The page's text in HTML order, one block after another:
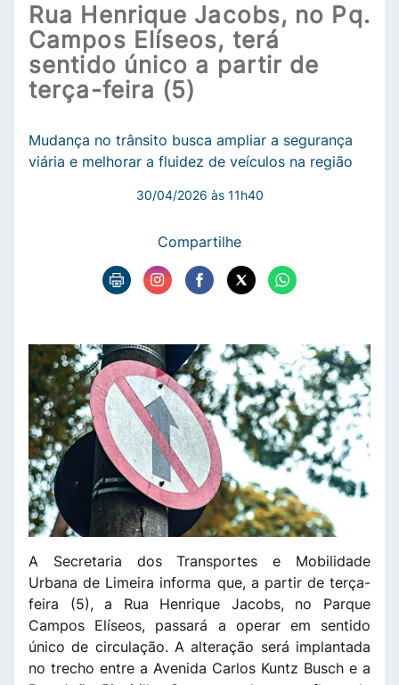
Rua Henrique Jacobs, no Pq.
Campos Elíseos, terá
sentido único a partir de
terça-feira (5)
Mudança no trânsito busca ampliar a segurança
viária e melhorar a fluidez de veículos na região
30/04/2026 às 11h40
Compartilhe
A Secretaria dos Transportes e Mobilidade
Urbana de Limeira informa que, a partir de terça-
feira (5), a Rua Henrique Jacobs, no Parque
Campos Elíseos, passará a operar em sentido
único de circulação. A alteração será implantada
no trecho entre a Avenida Carlos Kuntz Busch e a